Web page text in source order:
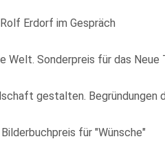
Erdorf im Gespräch
Welt. Sonderpreis für das
gestalten. Begründungen
für "Wünsche"